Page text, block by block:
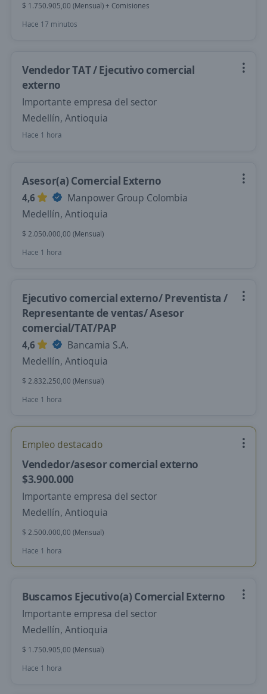
$ 1.750.905,00 (Mensual) + Comisiones
Hace 17 minutos
Vendedor TAT / Ejecutivo comercial
externo
Importante empresa del sector
Medellín, Antioquia
Hace 1 hora
Asesor(a) Comercial Externo
4,6
Manpower Group Colombia
Medellín, Antioquia
$ 2.050.000,00 (Mensual)
Hace 1 hora
Ejecutivo comercial externo/ Preventista /
Representante de ventas/ Asesor
comercial/TAT/PAP
4,6
Bancamia S.A.
Medellín, Antioquia
$ 2.832.250,00 (Mensual)
Hace 1 hora
Empleo destacado
Vendedor/asesor comercial externo
$3.900.000
Importante empresa del sector
Medellín, Antioquia
$ 2.500.000,00 (Mensual)
Hace 1 hora
Buscamos Ejecutivo(a) Comercial Externo
Importante empresa del sector
Medellín, Antioquia
$ 1.750.905,00 (Mensual)
Hace 1 hora